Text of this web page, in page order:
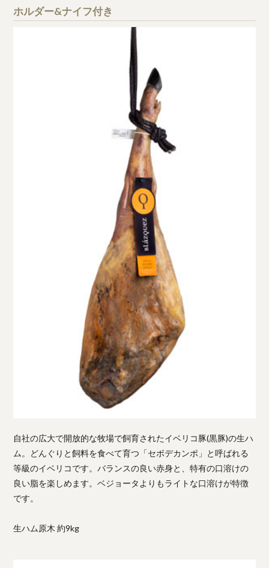
ホルダー&ナイフ付き
自社の広大で開放的な牧場で飼育されたイベリコ豚(黒豚)の生ハ
ム。どんぐりと飼料を食べて育つ「セボデカンポ」と呼ばれる
等級のイベリコです。バランスの良い赤身と、特有の口溶けの
良い脂を楽しめます。ベジョータよりもライトな口溶けが特徴
です。
生ハム原木 約9kg